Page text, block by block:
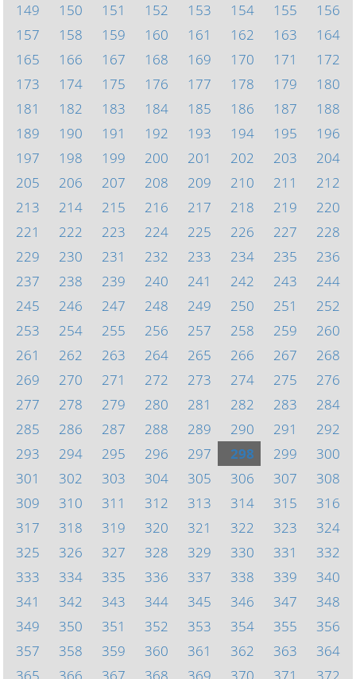
149
150 151 152 153 154 155
156
157
158 159 160 161 162 163
164
165
166 167 168 169 170 171
172
173
174 175 176 177 178 179
180
181
182 183 184 185 186 187
188
189
190 191 192 193 194 195
196
197
198 199 200 201 202 203
204
205
206 207 208 209 210 211
212
213
214 215 216 217 218 219
220
221
222 223 224 225 226 227
228
229
230 231 232 233 234 235
236
237
238 239 240 241 242 243
244
245
246 247 248 249 250 251
252
253
254 255 256 257 258 259
260
261
262 263 264 265 266 267
268
269
270 271 272 273 274 275
276
277
278 279 280 281 282 283
284
285
286 287 288 289 290 291
292
293
294 295 296 297 298 299
300
301
302 303 304 305 306 307
308
309
310 311 312 313 314 315
316
317
318 319 320 321 322 323
324
325
326 327 328 329 330 331
332
333
334 335 336 337 338 339
340
341
342 343 344 345 346 347
348
349
350 351 352 353 354 355
356
357
358 359 360 361 362 363
364